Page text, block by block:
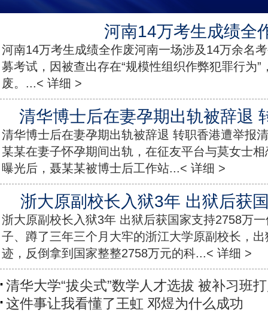
河南14万考生成绩全
河南14万考生成绩全作废河南一场涉及14万余名
募考试，因被查出存在“规模性组织作弊犯罪行为”
废。...< 详细 >
清华博士后在妻孕期出轨被辞退
清华博士后在妻孕期出轨被辞退 转职香港遭举报
某某在妻子怀孕期间出轨，在征友平台与莫女士
曝光后，聂某某被博士后工作站...< 详细 >
浙大原副校长入狱3年 出狱后获
浙大原副校长入狱3年 出狱后获国家支持2758万
子、蹲了三年三个月大牢的浙江大学原副校长，
迹，反倒拿到国家整整2758万元的科...< 详细 >
清华大学“拔尖式”数学人才选拔 被补习班
这件事让我看懂了王虹 邓煜为什么成功